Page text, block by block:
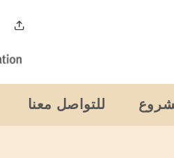
للتواصل معنا